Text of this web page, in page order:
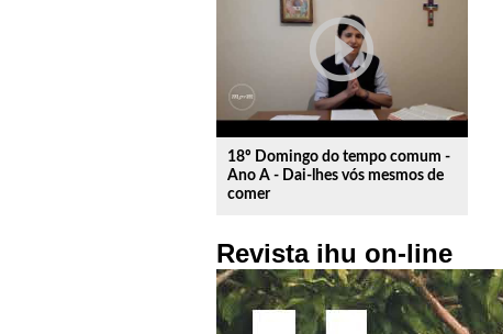
play_circle_outline
18º Domingo do tempo comum -
Ano A - Dai-lhes vós mesmos de
comer
Revista ihu on-line